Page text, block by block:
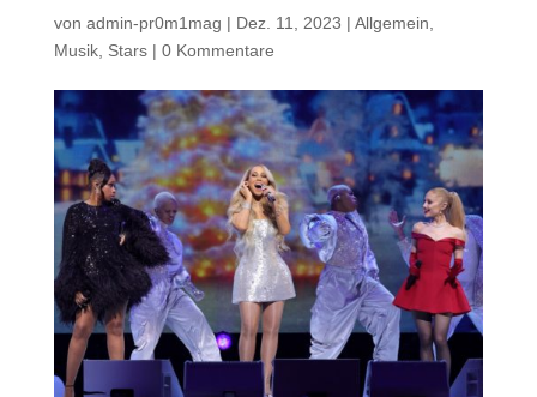
von admin-pr0m1mag | Dez. 11, 2023 | Allgemein
Musik, Stars| 0 Kommentare